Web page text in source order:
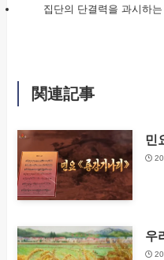
집단의 단결력을 과시하
関連記事
민
우